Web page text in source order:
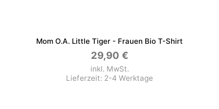
Mom O.a. Little Tiger - Frauen Bio T-Shirt
29,90 €
inkl. MwSt.
Lieferzeit: 2-4 Werktage